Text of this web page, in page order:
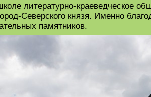
литературно-краеведческое
Северского князя. Именно
памятников.